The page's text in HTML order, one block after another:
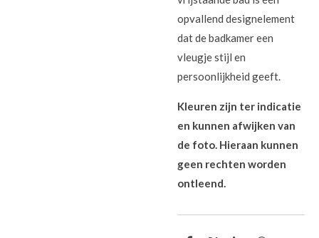
opvallend designelement
dat de badkamer een
vleugje stijl en
persoonlijkheid geeft.
Kleuren zijn ter indicatie
en kunnen afwijken van
de foto. Hieraan kunnen
geen rechten worden
ontleend.